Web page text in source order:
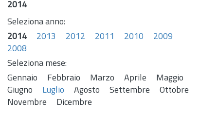
2014
Seleziona anno:
2014
2013 2012 2011 2010
2009
2008
Seleziona mese:
Gennaio
Febbraio Marzo Aprile
Maggio
Giugno
Luglio Agosto Settembre
Ottobre
Novembre
Dicembre